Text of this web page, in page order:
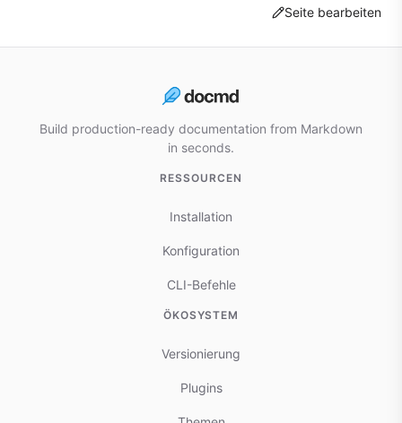
Seite bearbeiten
Build production-ready documentation from Markdown
in seconds.
RESSOURCEN
Installation
Konfiguration
CLI-Befehle
ÖKOSYSTEM
Versionierung
Plugins